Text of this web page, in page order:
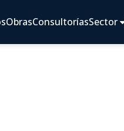
ObrasConsultoríasSector